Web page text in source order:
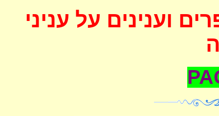
וענינים על עניני